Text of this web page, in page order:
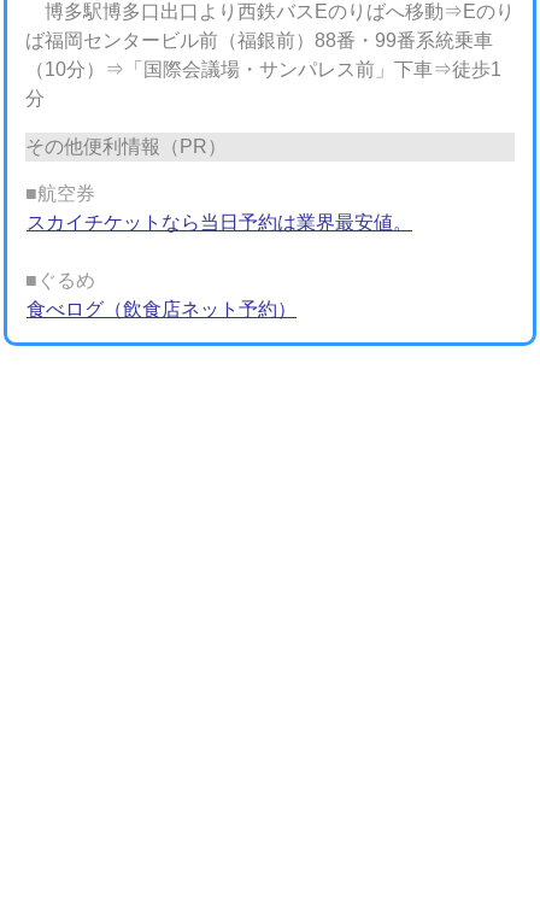
博多駅博多口出口より西鉄バスEのりばへ移動⇒Eのり
ば福岡センタービル前（福銀前）88番・99番系統乗車
（10分）⇒「国際会議場・サンパレス前」下車⇒徒歩1
分
その他便利情報（PR）
■航空券
スカイチケットなら当日予約は業界最安値。
■ぐるめ
食べログ（飲食店ネット予約）